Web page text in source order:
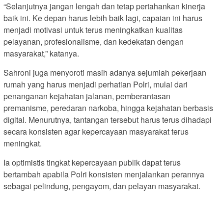
“Selanjutnya jangan lengah dan tetap pertahankan kinerja
baik ini. Ke depan harus lebih baik lagi, capaian ini harus
menjadi motivasi untuk terus meningkatkan kualitas
pelayanan, profesionalisme, dan kedekatan dengan
masyarakat,” katanya.
Sahroni juga menyoroti masih adanya sejumlah pekerjaan
rumah yang harus menjadi perhatian Polri, mulai dari
penanganan kejahatan jalanan, pemberantasan
premanisme, peredaran narkoba, hingga kejahatan berbasis
digital. Menurutnya, tantangan tersebut harus terus dihadapi
secara konsisten agar kepercayaan masyarakat terus
meningkat.
Ia optimistis tingkat kepercayaan publik dapat terus
bertambah apabila Polri konsisten menjalankan perannya
sebagai pelindung, pengayom, dan pelayan masyarakat.